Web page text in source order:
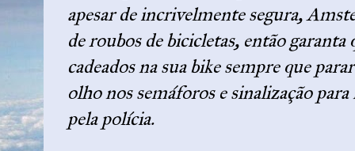
apesar de incrivelmente segura,
de roubos de bicicletas, então
cadeados na sua bike sempre que
olho nos semáforos e sinalização
pela polícia.